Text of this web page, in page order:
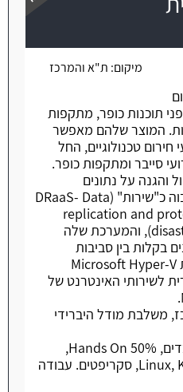
משרה חמה
מיקום: ת"א והמרכז
תוכנות כופר, מתקפות
המוצר שלהם מאפשר
טכנולוגיים, החל
סייבר ומתקפות כופר.
והגנה על נתונים
והתאוששות מאסון בקצב גבוה כ"שירות" (DRaaS- Data
replication and
disaster recovery as a service), והמערכת שלה
בקלות בין סביבות
VMware vSphere וסביבות Microsoft Hyper-V
לשירותי האינטרנט של
משלבת מודל היברידי
מהות התפקיד: ניהול 4 עובדים, 50% Hands On,
סביבת Linux, Kubernetes, CD/CI, סקריפטים. עבודה